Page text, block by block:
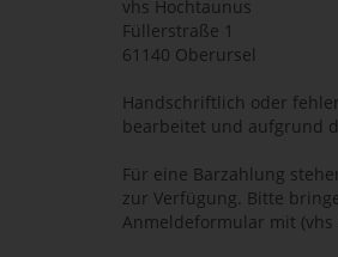
vhs Hochtaunus
Füllerstraße 1
61140 Oberursel
Handschriftlich oder
bearbeitet und aufgrund
Für eine Barzahlung
zur Verfügung. Bitte
Anmeldeformular mit (vhs